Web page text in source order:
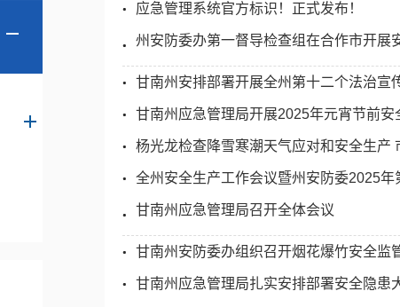
应急管理系统官方标识！正式发布！
州安防委办第一督导检查组在合作市开展
甘南州安排部署开展全州第十二个法治宣
甘南州应急管理局开展2025年元宵节前安
杨光龙检查降雪寒潮天气应对和安全生产
全州安全生产工作会议暨州安防委2025
甘南州应急管理局召开全体会议
甘南州安防委办组织召开烟花爆竹安全监
甘南州应急管理局扎实安排部署安全隐患